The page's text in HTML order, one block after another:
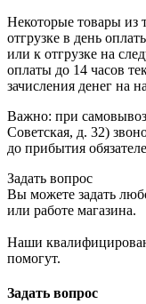
Некоторые товары из
отгрузке в день
или к отгрузке на
оплаты до 14 часов
зачисления денег на
Важно: при
Советская, д. 32)
до прибытия
Задать вопрос
Вы можете задать
или работе магазина.
Наши
помогут.
Задать вопрос